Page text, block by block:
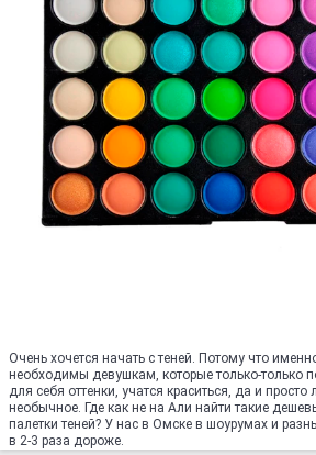
Очень хочется начать с теней. Потому что
необходимы девушкам, которые только-только
для себя оттенки, учатся краситься, да и
необычное. Где как не на Али найти такие
палетки теней? У нас в Омске в шоурумах и
в 2-3 раза дороже.